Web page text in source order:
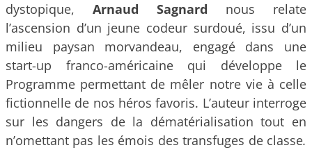
dystopique, Arnaud Sagnard nous relate
l’ascension d’un jeune codeur surdoué, issu d’un
milieu paysan morvandeau, engagé dans une
start-up franco-américaine qui développe le
Programme permettant de mêler notre vie à celle
fictionnelle de nos héros favoris. L’auteur interroge
sur les dangers de la dématérialisation tout en
n’omettant pas les émois des transfuges de classe.